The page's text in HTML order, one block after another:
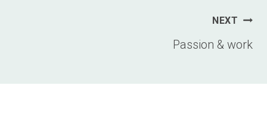
NEXT
Passion & work